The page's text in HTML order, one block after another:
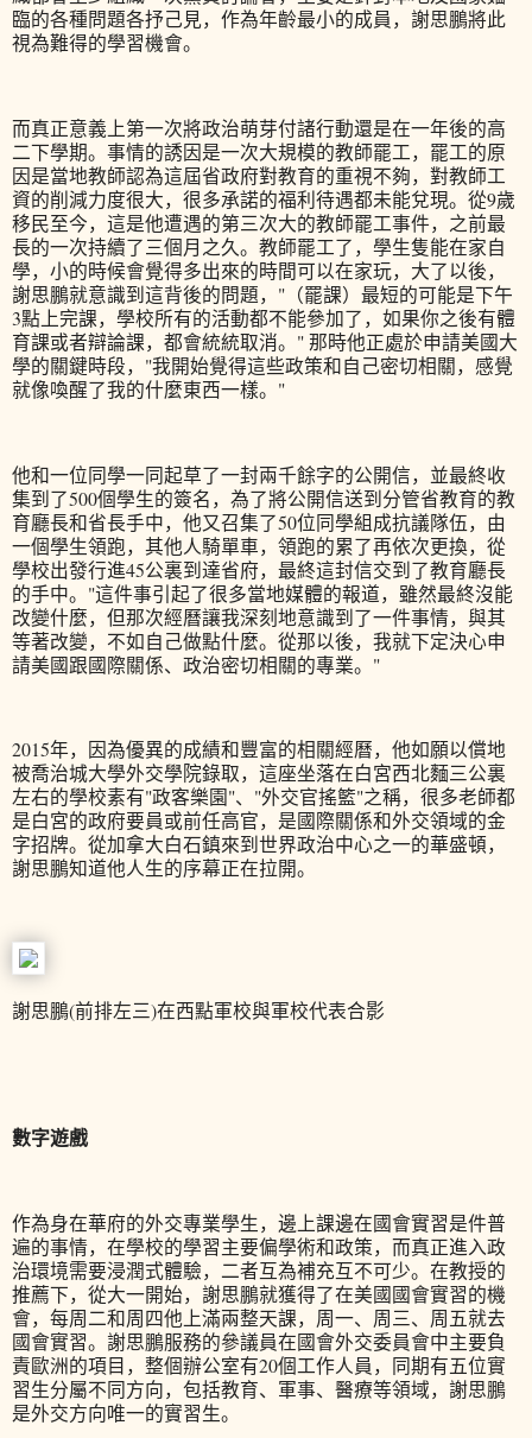
臨的各種問題各抒己見，作為年齡最小的成員，謝思鵬將此
視為難得的學習機會。
而真正意義上第一次將政治萌芽付諸行動還是在一年後的高
二下學期。事情的誘因是一次大規模的教師罷工，罷工的原
因是當地教師認為這屆省政府對教育的重視不夠，對教師工
資的削減力度很大，很多承諾的福利待遇都未能兌現。從9歲
移民至今，這是他遭遇的第三次大的教師罷工事件，之前最
長的一次持續了三個月之久。教師罷工了，學生隻能在家自
學，小的時候會覺得多出來的時間可以在家玩，大了以後，
謝思鵬就意識到這背後的問題，"（罷課）最短的可能是下午
3點上完課，學校所有的活動都不能參加了，如果你之後有體
育課或者辯論課，都會統統取消。" 那時他正處於申請美國大
學的關鍵時段，"我開始覺得這些政策和自己密切相關，感覺
就像喚醒了我的什麼東西一樣。"
他和一位同學一同起草了一封兩千餘字的公開信，並最終收
集到了500個學生的簽名，為了將公開信送到分管省教育的教
育廳長和省長手中，他又召集了50位同學組成抗議隊伍，由
一個學生領跑，其他人騎單車，領跑的累了再依次更換，從
學校出發行進45公裏到達省府，最終這封信交到了教育廳長
的手中。"這件事引起了很多當地媒體的報道，雖然最終沒能
改變什麼，但那次經曆讓我深刻地意識到了一件事情，與其
等著改變，不如自己做點什麼。從那以後，我就下定決心申
請美國跟國際關係、政治密切相關的專業。"
2015年，因為優異的成績和豐富的相關經曆，他如願以償地
被喬治城大學外交學院錄取，這座坐落在白宮西北麵三公裏
左右的學校素有"政客樂園"、"外交官搖籃"之稱，很多老師都
是白宮的政府要員或前任高官，是國際關係和外交領域的金
字招牌。從加拿大白石鎮來到世界政治中心之一的華盛頓，
謝思鵬知道他人生的序幕正在拉開。
謝思鵬(前排左三)在西點軍校與軍校代表合影
數字遊戲
作為身在華府的外交專業學生，邊上課邊在國會實習是件普
遍的事情，在學校的學習主要偏學術和政策，而真正進入政
治環境需要浸潤式體驗，二者互為補充互不可少。在教授的
推薦下，從大一開始，謝思鵬就獲得了在美國國會實習的機
會，每周二和周四他上滿兩整天課，周一、周三、周五就去
國會實習。謝思鵬服務的參議員在國會外交委員會中主要負
責歐洲的項目，整個辦公室有20個工作人員，同期有五位實
習生分屬不同方向，包括教育、軍事、醫療等領域，謝思鵬
是外交方向唯一的實習生。